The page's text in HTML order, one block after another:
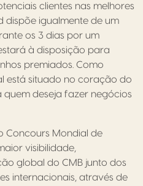
clientes nas melhores
dispõe igualmente de um
os 3 dias por um
à disposição para
premiados. Como
está situado no coração do
quem deseja fazer negócios
Concours Mondial de
visibilidade,
global do CMB junto dos
internacionais, através de